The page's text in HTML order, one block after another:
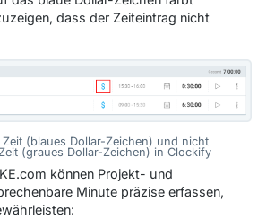
dass der Zeiteintrag nicht
(blaues Dollar-Zeichen) und nicht
(graues Dollar-Zeichen) in Clockify
können Projekt- und
Minute präzise erfassen,